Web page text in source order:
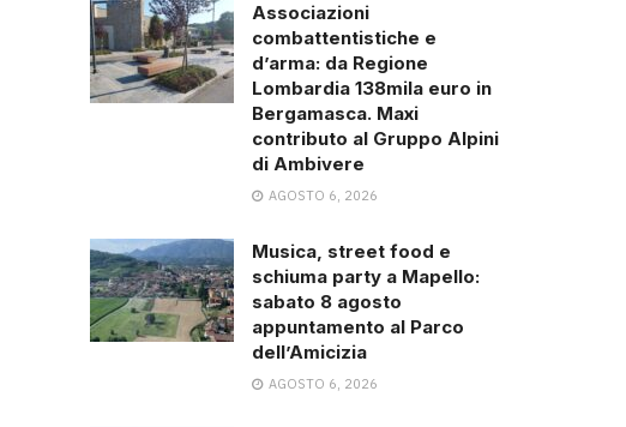
Associazioni
combattentistiche e
d’arma: da Regione
Lombardia 138mila euro in
Bergamasca. Maxi
contributo al Gruppo Alpini
di Ambivere
AGOSTO 6, 2026
Musica, street food e
schiuma party a Mapello:
sabato 8 agosto
appuntamento al Parco
dell’Amicizia
AGOSTO 6, 2026